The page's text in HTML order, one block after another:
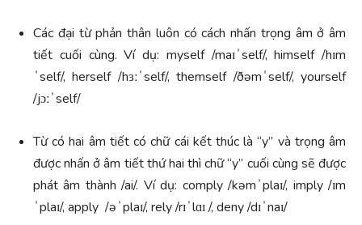
Các đại từ phản thân luôn có cách nhấn trọng âm ở âm
tiết cuối cùng. Ví dụ: myself /maɪˈself/, himself /hɪm
ˈself/, herself /hɜːˈself/, themself /ðəmˈself/, yourself
/jɔːˈself/
Từ có hai âm tiết có chữ cái kết thúc là “y” và trọng âm
được nhấn ở âm tiết thứ hai thì chữ “y” cuối cùng sẽ được
phát âm thành /ai/. Ví dụ: comply /kəmˈplaɪ/, imply /ɪm
ˈplaɪ/, apply /əˈplaɪ/, rely /rɪˈlɑɪ /, deny /dɪˈnaɪ/